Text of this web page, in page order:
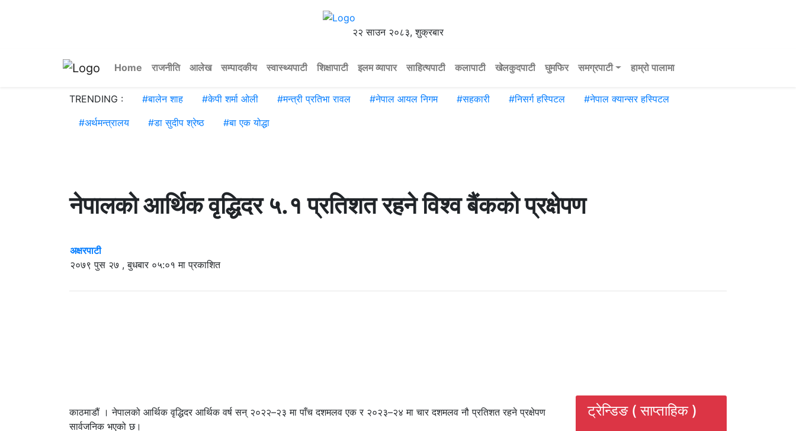
२२ साउन २०८३, शुक्रबार
Home राजनीति आलेख सम्पादकीय स्वास्थ्यपाटी शिक्षापाटी इलम व्यापार साहित्यपाटी कलापाटी खेलकुदपाटी घुमफिर समग्रपाटी हाम्रो पालामा
TRENDING : #बालेन शाह #केपी शर्मा ओली #मन्त्री प्रतिभा रावल #नेपाल आयल निगम #सहकारी #निसर्ग हस्पिटल #नेपाल क्यान्सर हस्पिटल
#अर्थमन्त्रालय #डा सुदीप श्रेष्ठ #बा एक योद्धा
नेपालको आर्थिक वृद्धिदर ५‍.१ प्रतिशत रहने विश्व बैंकको प्रक्षेपण
अक्षरपाटी
२०७९ पुस २७ , बुधबार ०५:०१ मा प्रकाशित
काठमाडौं । नेपालको आर्थिक वृद्धिदर आर्थिक वर्ष सन् २०२२–२३ मा पाँच दशमलव एक र २०२३–२४ मा चार दशमलव नौ प्रतिशत रहने प्रक्षेपण
सार्वजनिक भएको छ।
ट्रेन्डिङ ( साप्ताहिक )